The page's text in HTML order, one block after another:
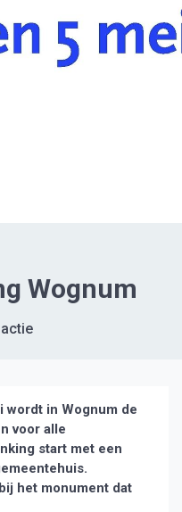
Wognum
wordt in Wognum de
voor alle
start met een
het monument dat